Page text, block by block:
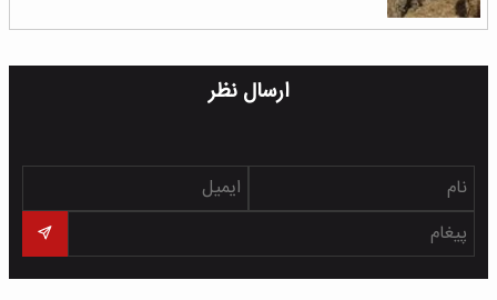
ارسال نظر